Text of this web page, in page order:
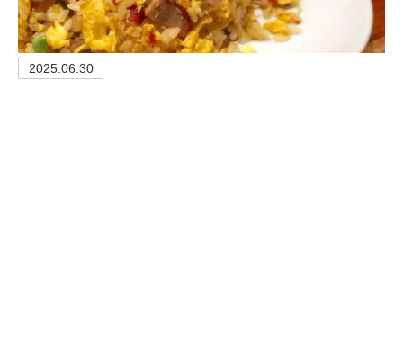
2025.06.30